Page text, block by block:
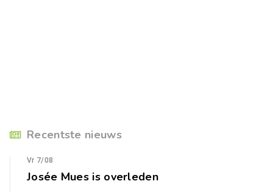
Recentste nieuws
Vr 7/08
Josée Mues is overleden